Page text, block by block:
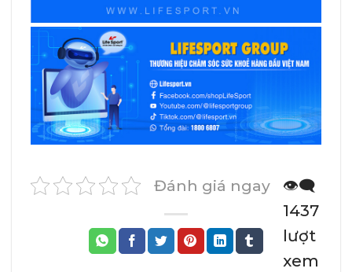
Đánh giá ngay
👁️‍🗨️
1437
lượt
xem